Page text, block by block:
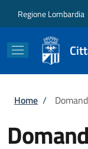
Regione Lombardia
Briciole
Home /